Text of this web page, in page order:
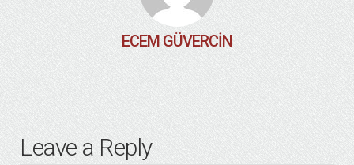
ECEM GÜVERCIN
Leave a Reply